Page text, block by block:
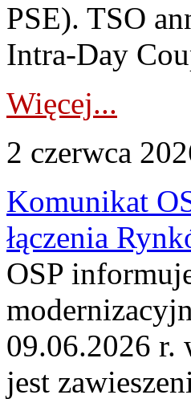
PSE). TSO
Intra-Day
Więcej...
2 czerwca
Komunikat
łączenia
OSP
09.06.2026 r.
jest